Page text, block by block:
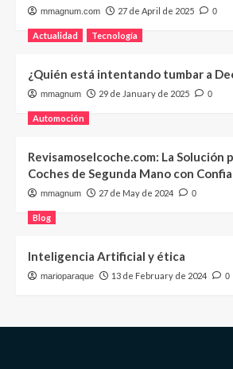
mmagnum.com 27 de April de 2025 0
Actualidad Tecnología
¿Quién está intentando tumbar a
mmagnum 29 de January de 2025 0
Automoción
Revisamoselcoche.com: La Solución
Coches de Segunda Mano con
mmagnum 27 de May de 2024 0
Blog
Inteligencia Artificial y ética
marioparaque 13 de February de 2024 0